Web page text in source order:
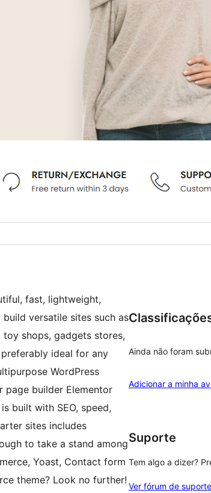
fast, lightweight,
versatile sites such as
shops, gadgets stores,
ideal for any
WordPress
page builder Elementor
built with SEO, speed,
sites includes
to take a stand among
Yoast, Contact form
theme? Look no further!
Ainda não foram
Adicionar a minha
Suporte
Tem algo a dizer?
Ver fórum de suporte